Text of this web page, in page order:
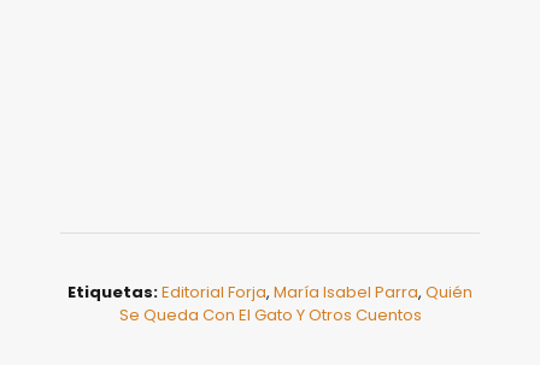
Etiquetas:Editorial Forja, María Isabel Parra, Quién
Se Queda Con El Gato Y Otros Cuentos